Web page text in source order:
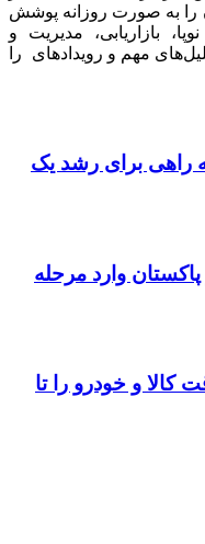
را به صورت روزانه پوشش
بازاریابی، مدیریت و
مهم و رویدادهای را
| نقشه راهی برای رشد یک
وارد مرحله
کالا و خودرو را تا